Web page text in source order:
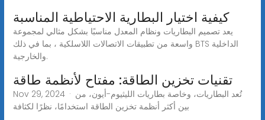
كيفية اختيار البطارية الاحتياطية المناسبة
يعد تصميم البطاريات ونظام المعدل مناسبًا بشكل مثالي لمجموعة
واسعة من تطبيقات الاتصالات اللاسلكية ، بما في ذلك BTS الداخلية
والخارجية.
تقنيات تخزين الطاقة: مفتاح لأنظمة طاقة
Nov 29, 2024 · تُعد البطاريات، وخاصة بطاريات الليثيوم-أيون، من
بين أكثر أنظمة تخزين الطاقة استخدامًا، نظرًا لكثافة